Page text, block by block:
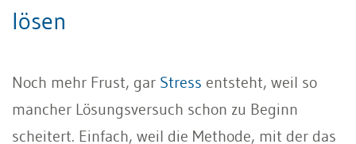
lösen
Noch mehr Frust, gar Stress entsteht, weil so
mancher Lösungsversuch schon zu Beginn
scheitert. Einfach, weil die Methode, mit der das